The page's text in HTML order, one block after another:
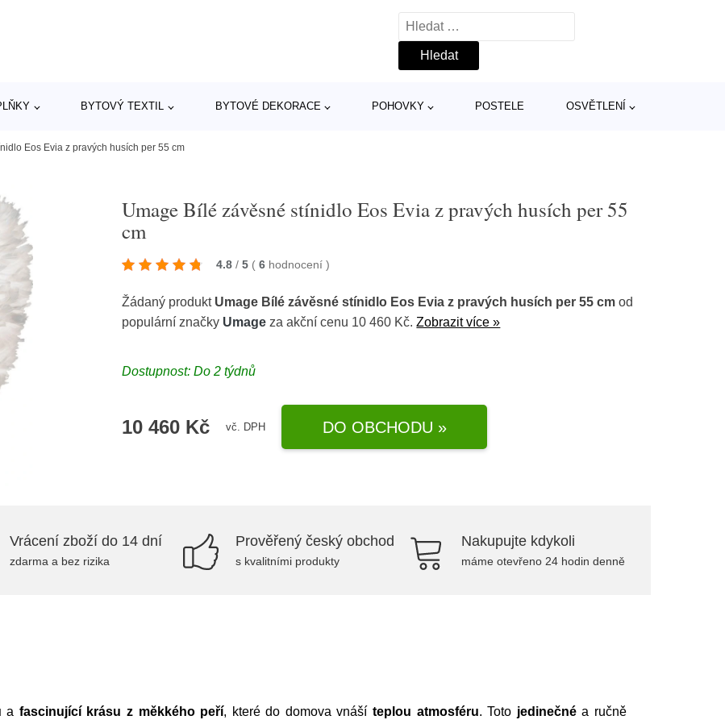
Vyhledávání
BYTOVÝ TEXTIL BYTOVÉ DEKORACE POHOVKY POSTELE OSVĚTLENÍ
Eos Evia z pravých husích per 55 cm
Umage Bílé závěsné stínidlo Eos Evia z pravých husích per 55
cm
4.8 / 5 ( 6 hodnocení)
Žádaný produkt Umage Bílé závěsné stínidlo Eos Evia z pravých husích per 55 cm od
populární značky Umage za akční cenu 10 460 Kč.Zobrazit více »
Dostupnost: Do 2 týdnů
10 460 Kč vč. DPH DO OBCHODU »
Vrácení zboží do 14 dní
zdarma a bez rizika
Prověřený český obchod
s kvalitními produkty
Nakupujte kdykoli
máme otevřeno 24 hodin denně
a fascinující krásu z měkkého peří, které do domova vnášíteplou atmosféru. Toto jedinečnéa ručně